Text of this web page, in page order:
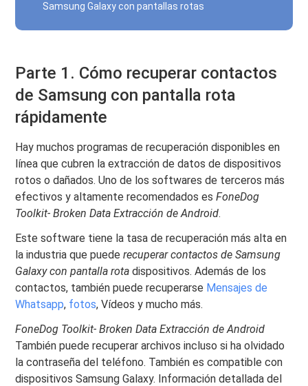
Samsung Galaxy con pantallas rotas
Parte 1. Cómo recuperar contactos
de Samsung con pantalla rota
rápidamente
Hay muchos programas de recuperación disponibles en
línea que cubren la extracción de datos de dispositivos
rotos o dañados. Uno de los softwares de terceros más
efectivos y altamente recomendados esFoneDog
Toolkit- Broken Data Extracción de Android.
Este software tiene la tasa de recuperación más alta en
la industria que puederecuperar contactos de Samsung
Galaxy con pantalla rota dispositivos. Además de los
contactos, también puede recuperarse Mensajes de
Whatsapp, fotos, Vídeos y mucho más.
FoneDog Toolkit- Broken Data Extracción de Android
También puede recuperar archivos incluso si ha olvidado
la contraseña del teléfono. También es compatible con
dispositivos Samsung Galaxy. Información detallada del